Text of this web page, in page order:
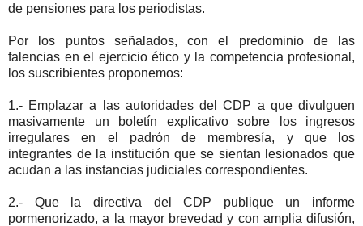
de pensiones para los periodistas.
Por los puntos señalados, con el predominio de las
falencias en el ejercicio ético y la competencia profesional,
los suscribientes proponemos:
1.- Emplazar a las autoridades del CDP a que divulguen
masivamente un boletín explicativo sobre los ingresos
irregulares en el padrón de membresía, y que los
integrantes de la institución que se sientan lesionados que
acudan a las instancias judiciales correspondientes.
2.- Que la directiva del CDP publique un informe
pormenorizado, a la mayor brevedad y con amplia difusión,